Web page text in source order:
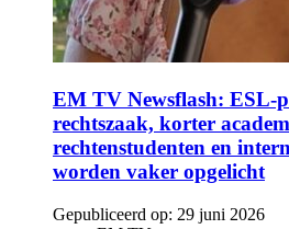
EM TV Newsflash: ESL-
rechtszaak, korter
rechtenstudenten en
worden vaker opgelicht
Gepubliceerd op: 29 juni 2026